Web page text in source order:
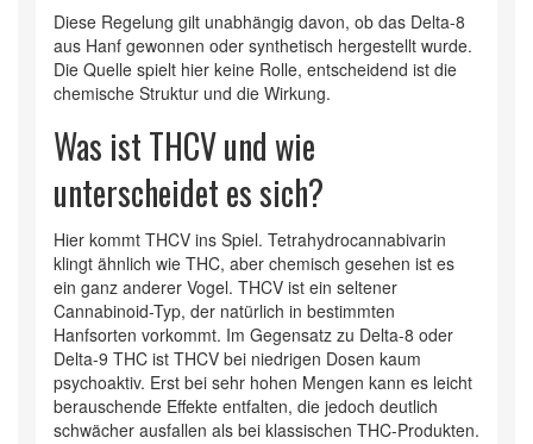
Diese Regelung gilt unabhängig davon, ob das Delta-8
aus Hanf gewonnen oder synthetisch hergestellt wurde.
Die Quelle spielt hier keine Rolle, entscheidend ist die
chemische Struktur und die Wirkung.
Was ist THCV und wie
unterscheidet es sich?
Hier kommt THCV ins Spiel. Tetrahydrocannabivarin
klingt ähnlich wie THC, aber chemisch gesehen ist es
ein ganz anderer Vogel. THCV ist ein seltener
Cannabinoid-Typ, der natürlich in bestimmten
Hanfsorten vorkommt. Im Gegensatz zu Delta-8 oder
Delta-9 THC ist THCV bei niedrigen Dosen kaum
psychoaktiv. Erst bei sehr hohen Mengen kann es leicht
berauschende Effekte entfalten, die jedoch deutlich
schwächer ausfallen als bei klassischen THC-Produkten.